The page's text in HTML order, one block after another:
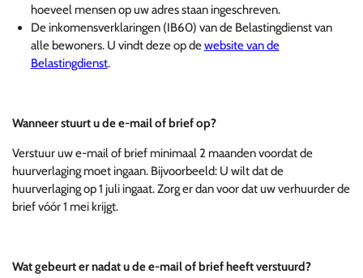
hoeveel mensen op uw adres staan ingeschreven.
De inkomensverklaringen (IB60) van de Belastingdienst van
alle bewoners. U vindt deze op dewebsite van de
Belastingdienst.
Wanneer stuurt u de e-mail of brief op?
Verstuur uw e-mail of brief minimaal 2 maanden voordat de
huurverlaging moet ingaan. Bijvoorbeeld: U wilt dat de
huurverlaging op 1 juli ingaat. Zorg er dan voor dat uw verhuurder de
brief vóór 1 mei krijgt.
Wat gebeurt er nadat u de e-mail of brief heeft verstuurd?